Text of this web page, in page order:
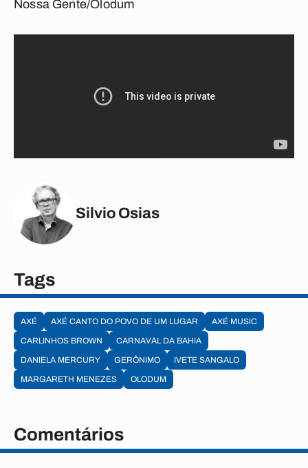
Nossa Gente/Olodum
Silvio Osias
Tags
AXÉ AXÉ CANTO DO POVO DE UM LUGAR
AXÉ MUSIC
CARLINHOS BROWN
CARNAVAL DA BAHIA
DANIELA MERCURY
GERÔNIMO
IVETE SANGALO
MARGARETH MENEZES
OLODUM
Comentários